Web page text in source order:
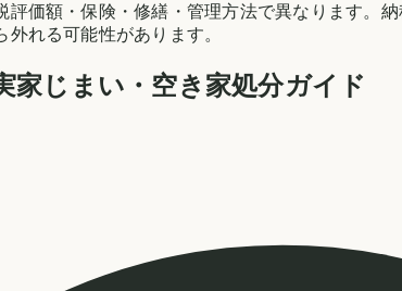
価額・保険・修繕・管理方法で異なります。
れる可能性があります。
家じまい・空き家処分ガイド